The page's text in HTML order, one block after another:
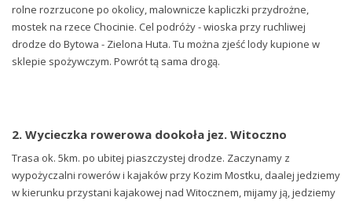
rolne rozrzucone po okolicy, malownicze kapliczki przydrożne,
mostek na rzece Chocinie. Cel podróży - wioska przy ruchliwej
drodze do Bytowa - Zielona Huta. Tu można zjeść lody kupione w
sklepie spożywczym. Powrót tą sama drogą.
2. Wycieczka rowerowa dookoła jez. Witoczno
Trasa ok. 5km. po ubitej piaszczystej drodze. Zaczynamy z
wypożyczalni rowerów i kajaków przy Kozim Mostku, daalej jedziemy
w kierunku przystani kajakowej nad Witocznem, mijamy ją, jedziemy